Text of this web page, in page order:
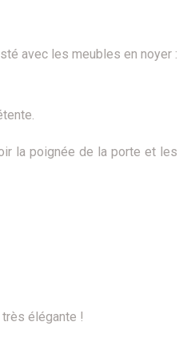
avec les meubles en noyer :
la poignée de la porte et les
élégante !